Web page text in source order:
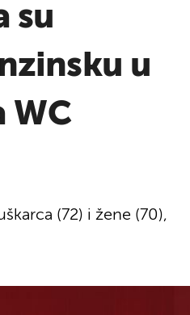
su
u
WC
(72) i žene (70),